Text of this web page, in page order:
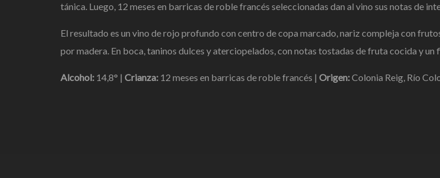
tánica. Luego, 12 meses en barricas de roble francés seleccionadas dan al vino sus notas de
El resultado es un vino de rojo profundo con centro de copa marcado, nariz compleja con
por madera. En boca, taninos dulces y aterciopelados, con notas tostadas de fruta cocida y
Alcohol: 14,8° | Crianza: 12 meses en barricas de roble francés | Origen:Colonia Reig, Río